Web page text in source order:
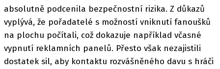
absolutně podcenila bezpečnostní rizika. Z důkazů
vyplývá, že pořadatelé s možností vniknutí fanoušků
na plochu počítali, což dokazuje například včasné
vypnutí reklamních panelů. Přesto však nezajistili
dostatek sil, aby kontaktu rozvášněného davu s hráči